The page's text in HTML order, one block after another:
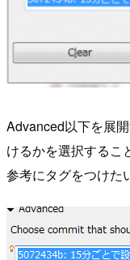
Advanced以下を展
けるかを選択するこ
参考にタグをつけた